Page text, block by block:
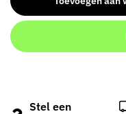
Stel een